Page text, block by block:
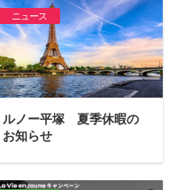
ニュース
ルノー平塚 夏季休暇の
お知らせ